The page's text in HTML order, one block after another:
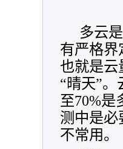
多云
有严格界
也就是云
“晴天”。
至70%是
测中是必
不常用。